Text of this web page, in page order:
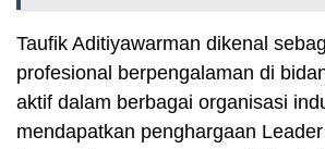
Taufik Aditiyawarman dikenal
profesional berpengalaman di
aktif dalam berbagai organisasi
mendapatkan penghargaan